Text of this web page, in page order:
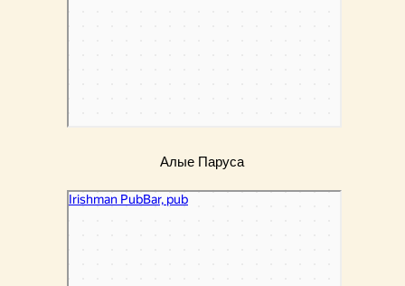
Алые Паруса
Irishman
Бар, паб в Москве